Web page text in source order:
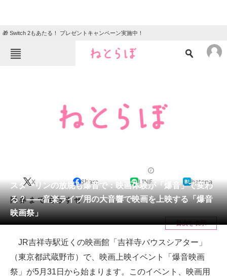
🎁 Switch 2もあたる！ プレゼントキャンペーン実施中！
クイズ
地域
会員記事
メディア
注目記事を集めた総合ページ
ITの今と未来を見通す
スマホと通信の最新トレンド
スターリンの放屁も爆音で：映画体験が「爆音」で変わ
る？――音楽ライブ用の大音響で映画を上映する「爆音
映画祭」
X Share LINE hatena
限 界 ま で 鳴 ら す ぜ！
目次を表示
JR吉祥寺駅近くの映画館「吉祥寺バウスシアター」
（東京都武蔵野市）で、映画上映イベント「爆音映画
祭」が5月31日から始まります。このイベント、映画用